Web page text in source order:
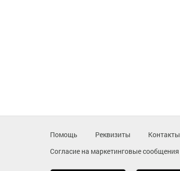
Помощь Реквизиты Контакты
Согласие на маркетинговые сообщения